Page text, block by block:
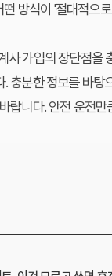
방식이 '절대적으
사 가입의 장단점을
충분한 정보를 바
랍니다. 안전 운전